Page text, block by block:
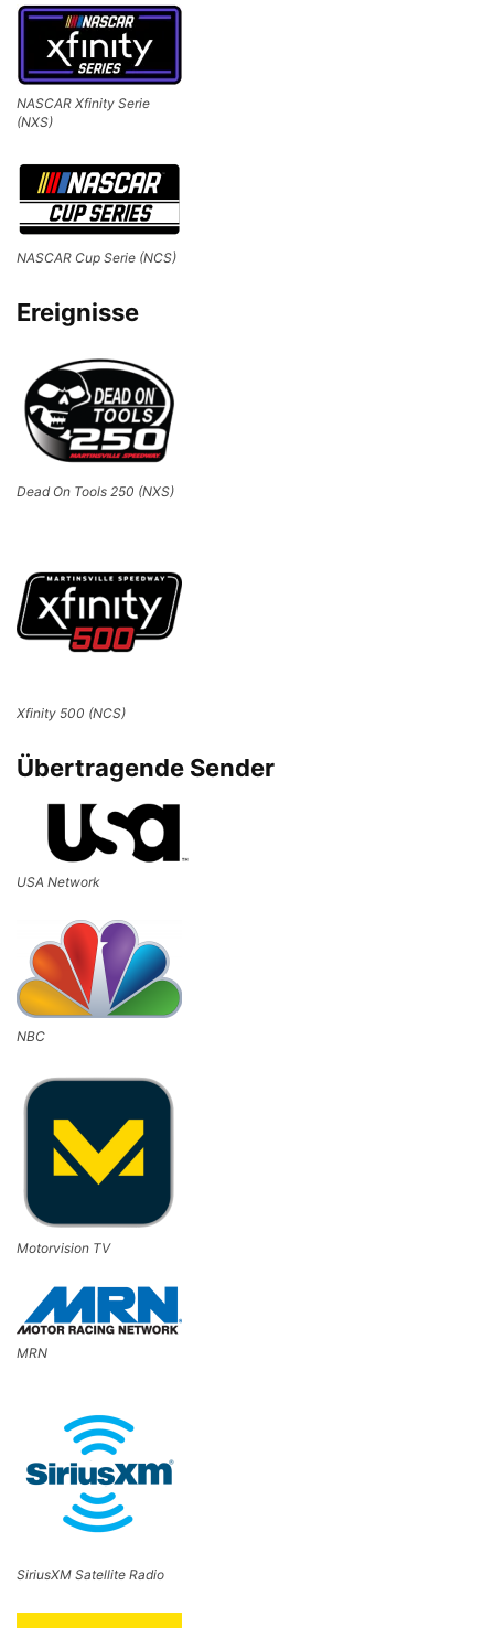
NASCAR Xfinity Serie
(NXS)
NASCAR Cup Serie (NCS)
Ereignisse
Dead On Tools 250 (NXS)
Xfinity 500 (NCS)
Übertragende Sender
USA Network
NBC
Motorvision TV
MRN
SiriusXM Satellite Radio